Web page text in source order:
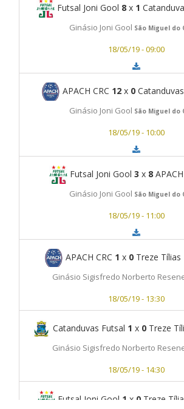
Futsal Joni Gool 8 x 1
Ginásio Joni Gool São Miguel do
18/05/19 - 09:00
APACH CRC 12x 0
Ginásio Joni Gool São Miguel do
18/05/19 - 10:00
Futsal Joni Gool 3 x 8
Ginásio Joni Gool São Miguel do
18/05/19 - 11:00
APACH CRC 1 x 0Treze Tílias
Ginásio Sigisfredo Norberto
18/05/19 - 13:30
Catanduvas Futsal 1 x 0Treze
Ginásio Sigisfredo Norberto
18/05/19 - 14:30
Futsal Joni Gool 1 x 0 Treze